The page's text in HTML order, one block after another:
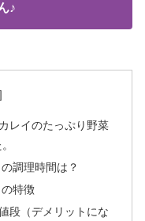
♪
レイのたっぷり野菜
調理時間は？
特徴
段（デメリットにな